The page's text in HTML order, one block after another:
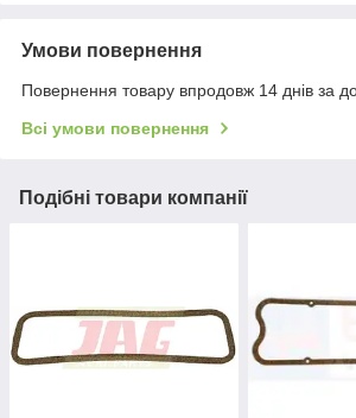
Умови повернення
Повернення товару впродовж 14 днів за
Всі умови повернення
Подібні товари компанії